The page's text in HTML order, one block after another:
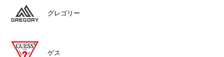
グレゴリー
ゲス